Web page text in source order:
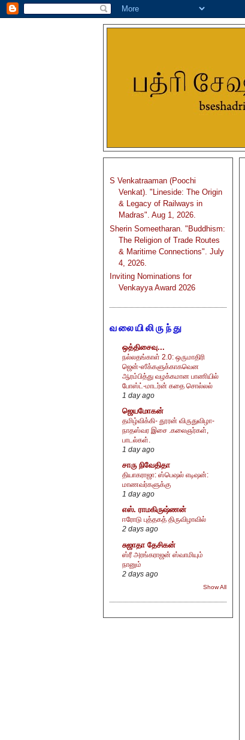
S Venkatraaman (Poochi
Venkat). "Lineside: The Origin
& Legacy of Railways in
Madras". Aug 1, 2026.
Sherin Someetharan. "Buddhism:
The Religion of Trade Routes
& Maritime Connections". July
4, 2026.
Inviting Nominations for
Venkayya Award 2026
வலையிலிருந்து
ஒத்திசைவு...
நல்லதங்காள் 2.0: ஒருமாதிரி
ஜென்-ஸீக்களுக்காகவென
ஆரம்பித்து வழக்கமான பாணியில்
போஸ்ட்-மாடர்ன் கதை சொல்லல்
1 day ago
ஜெயமோகன்
தமிழ்விக்கி- தூரன் விருதுவிழா-
நாதஸ்வர இசை .கலைஞர்கள்,
பாடல்கள்.
1 day ago
சாரு நிவேதிதா
தியாகராஜா: ஸ்பெஷல் எடிஷன்:
மாணவர்களுக்கு
1 day ago
எஸ். ராமகிருஷ்ணன்
ஈரோடு புத்தகத் திருவிழாவில்
2 days ago
சுஜாதா தேசிகன்
ஸ்ரீ அரங்கராஜன் ஸ்வாமியும்
நானும்
2 days ago
Show All